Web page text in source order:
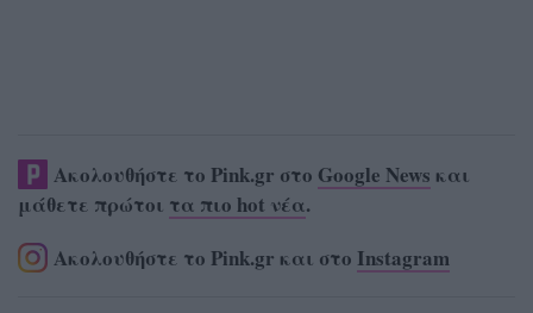
Ακολουθήστε το Pink.gr στο Google News και
μάθετε πρώτοι τα πιο hot νέα.
Ακολουθήστε το Pink.gr και στο Instagram